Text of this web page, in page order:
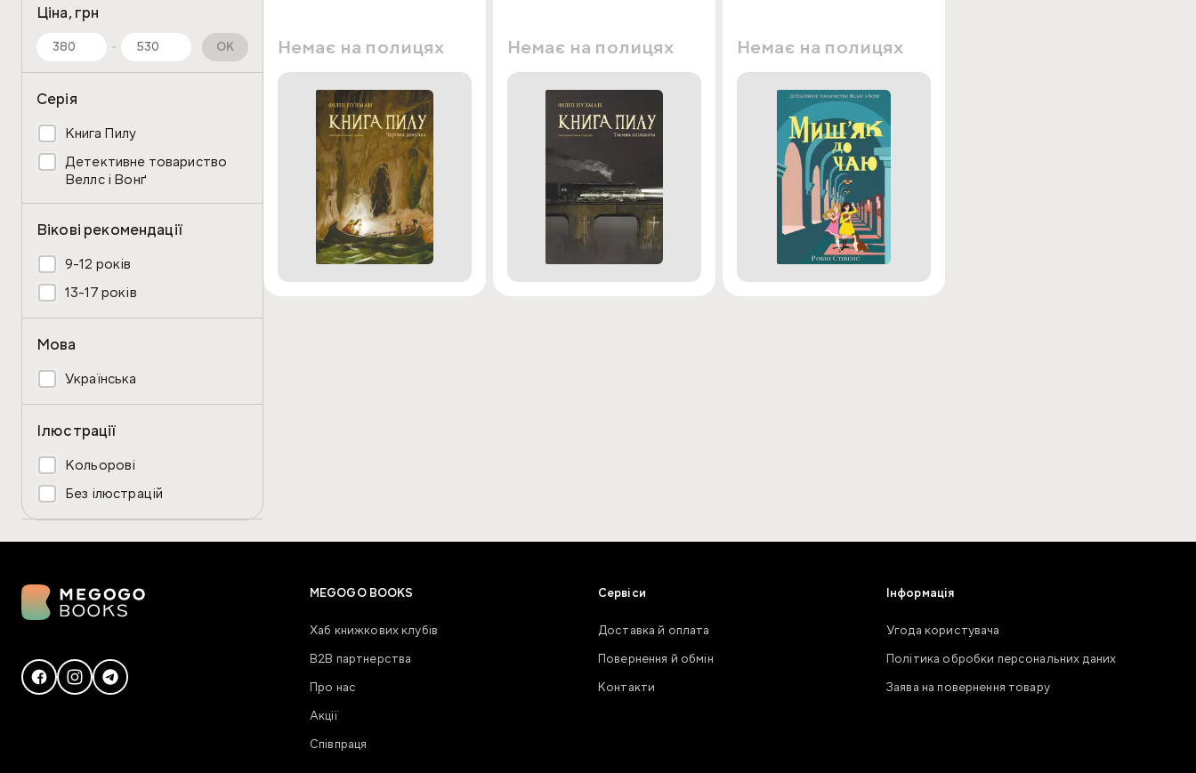
Ціна, грн
OK
Серія
Книга Пилу
Детективне товариство
Веллс і Вонґ
Вікові рекомендації
9-12 років
13-17 років
Мова
Українська
Ілюстрації
Кольорові
Без ілюстрацій
Немає на полицях Немає на полицях Немає на полицях
MEGOGO BOOKS
Хаб книжкових клубів
В2В партнерства
Про нас
Акції
Співпраця
Сервіси
Доставка й оплата
Повернення й обмін
Контакти
Інформація
Угода користувача
Політика обробки персональних даних
Заява на повернення товару